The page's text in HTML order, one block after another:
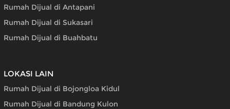
Rumah Dijual di Antapani
Rumah Dijual di Sukasari
Rumah Dijual di Buahbatu
LOKASI LAIN
Rumah Dijual di Bojongloa Kidul
Rumah Dijual di Bandung Kulon